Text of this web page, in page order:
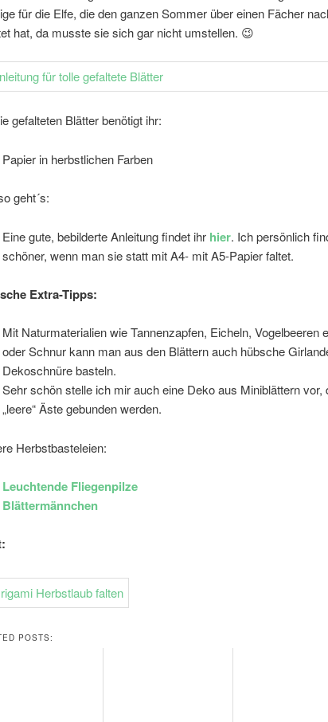
für die Elfe, die den ganzen Sommer über einen Fächer
hat, da musste sie sich gar nicht umstellen. 😉
gefalteten Blätter benötigt ihr:
Papier in herbstlichen Farben
geht´s:
Eine gute, bebilderte Anleitung findet ihr hier. Ich persönlich
schöner, wenn man sie statt mit A4- mit A5-Papier faltet.
Extra-Tipps:
Mit Naturmaterialien wie Tannenzapfen, Eicheln, Vogelbeeren
oder Schnur kann man aus den Blättern auch hübsche
Dekoschnüre basteln.
Sehr schön stelle ich mir auch eine Deko aus Miniblättern vor,
„leere“ Äste gebunden werden.
Herbstbasteleien:
Leuchtende Fliegenpilze
Blättermännchen
POSTS: